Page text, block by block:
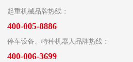
起重机械品牌热线：
400-005-8886
停车设备、特种机器人品牌热线：
400-006-3699